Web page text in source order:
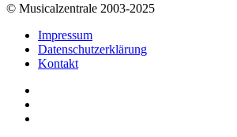
© Musicalzentrale 2003-2025
Impressum
Datenschutzerklärung
Kontakt